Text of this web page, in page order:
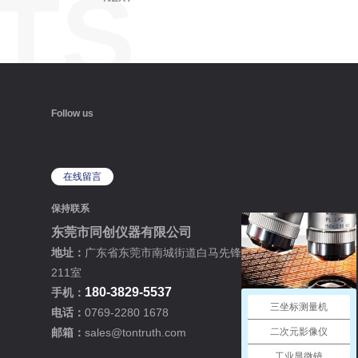
Follow us
在线留言
保持联系
东莞市同创仪器有限公司
地址： 广东省东莞市南城街道白马先锋路13号2栋
211室
手机： 180-3829-5537
电话： 0769-2280 1678
邮箱： sales@tontruth.com
三坐标测量机
二次元影像仪